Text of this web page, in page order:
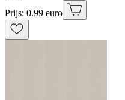
Prijs: 0.99 euro